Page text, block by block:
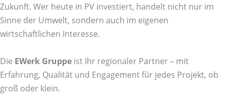
Zukunft. Wer heute in PV investiert, handelt nicht nur im
Sinne der Umwelt, sondern auch im eigenen
wirtschaftlichen Interesse.
Die EWerk Gruppe ist Ihr regionaler Partner – mit
Erfahrung, Qualität und Engagement für jedes Projekt, ob
groß oder klein.